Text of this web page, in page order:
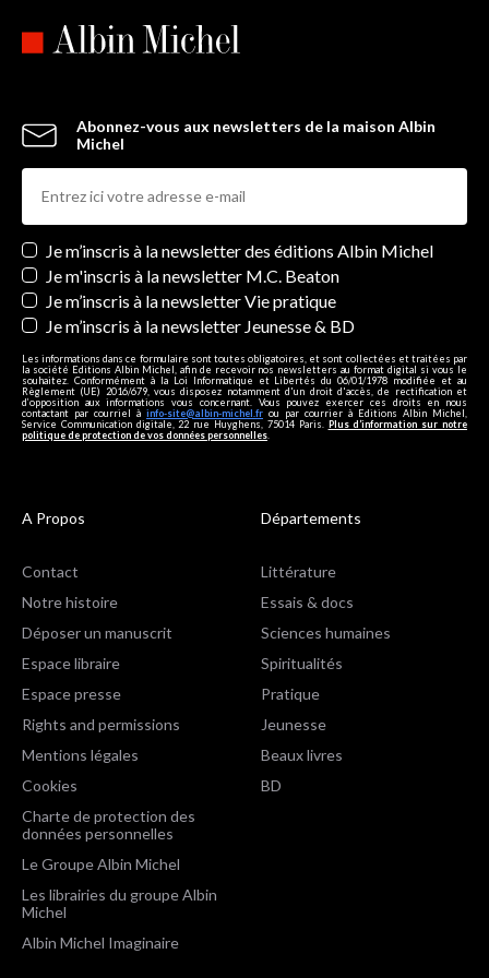
Abonnez-vous aux newsletters de la maison Albin
Michel
Newsletters
Je m’inscris à la newsletter des éditions Albin Michel
Je m'inscris à la newsletter M.C. Beaton
Je m’inscris à la newsletter Vie pratique
Je m’inscris à la newsletter Jeunesse & BD
Les informations dans ce formulaire sont toutes obligatoires, et sont collectées et traitées par
la société Editions Albin Michel, afin de recevoir nos newsletters au format digital si vous le
souhaitez. Conformément à la Loi Informatique et Libertés du 06/01/1978 modifiée et au
Règlement (UE) 2016/679, vous disposez notamment d'un droit d'accès, de rectification et
d’opposition aux informations vous concernant. Vous pouvez exercer ces droits en nous
contactant par courriel à info-site@albin-michel.fr ou par courrier à Editions Albin Michel,
Service Communication digitale, 22 rue Huyghens, 75014 Paris. Plus d’information sur notre
politique de protection de vos données personnelles
A Propos
Contact
Notre histoire
Déposer un manuscrit
Espace libraire
Espace presse
Rights and permissions
Mentions légales
Cookies
Charte de protection des
données personnelles
Le Groupe Albin Michel
Les librairies du groupe Albin
Michel
Albin Michel Imaginaire
Départements
Littérature
Essais & docs
Sciences humaines
Spiritualités
Pratique
Jeunesse
Beaux livres
BD